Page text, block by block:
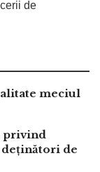
de
meciul
privind
de